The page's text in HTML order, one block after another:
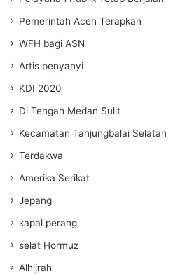
Pemerintah Aceh Terapkan
WFH bagi ASN
Artis penyanyi
KDI 2020
Di Tengah Medan Sulit
Kecamatan Tanjungbalai Selatan
Terdakwa
Amerika Serikat
Jepang
kapal perang
selat Hormuz
Alhijrah